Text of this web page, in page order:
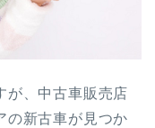
が、中古車販売店
の新古車が見つか